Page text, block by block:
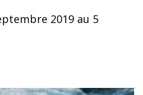
2019 au 5